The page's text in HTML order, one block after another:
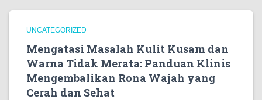
UNCATEGORIZED
Mengatasi Masalah Kulit Kusam dan
Warna Tidak Merata: Panduan Klinis
Mengembalikan Rona Wajah yang
Cerah dan Sehat